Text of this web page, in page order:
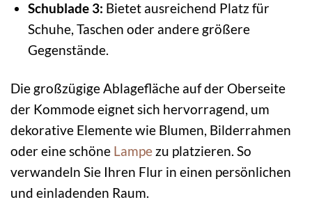
Schublade 3: Bietet ausreichend Platz für
Schuhe, Taschen oder andere größere
Gegenstände.
Die großzügige Ablagefläche auf der Oberseite
der Kommode eignet sich hervorragend, um
dekorative Elemente wie Blumen, Bilderrahmen
oder eine schöne Lampe zu platzieren. So
verwandeln Sie Ihren Flur in einen persönlichen
und einladenden Raum.